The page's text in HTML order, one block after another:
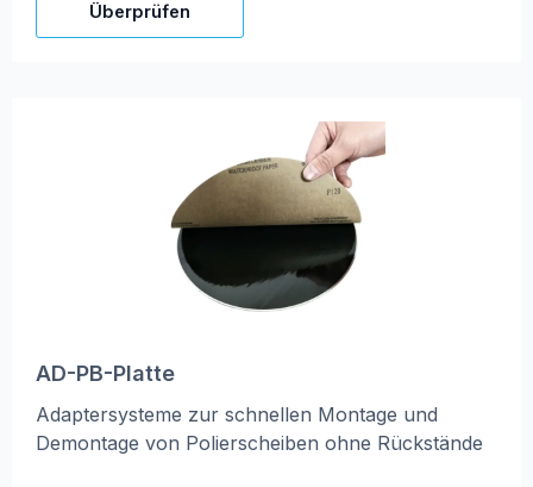
Überprüfen
AD-PB-Platte
Adaptersysteme zur schnellen Montage und
Demontage von Polierscheiben ohne Rückstände